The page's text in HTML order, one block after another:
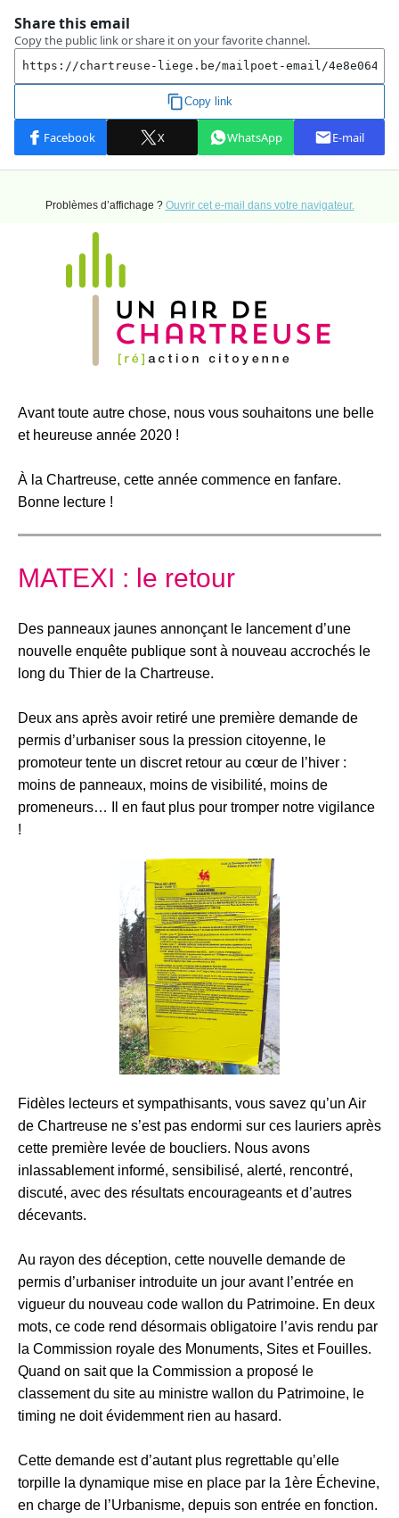
Problèmes d’affichage ? Ouvrir cet e-mail dans votre navigateur.
Avant toute autre chose, nous vous souhaitons une belle
et heureuse année 2020 !
À la Chartreuse, cette année commence en fanfare.
Bonne lecture !
MATEXI : le retour
Des panneaux jaunes annonçant le lancement d’une
nouvelle enquête publique sont à nouveau accrochés le
long du Thier de la Chartreuse.
Deux ans après avoir retiré une première demande de
permis d’urbaniser sous la pression citoyenne, le
promoteur tente un discret retour au cœur de l’hiver :
moins de panneaux, moins de visibilité, moins de
promeneurs… Il en faut plus pour tromper notre vigilance
!
Fidèles lecteurs et sympathisants, vous savez qu’un Air
de Chartreuse ne s’est pas endormi sur ces lauriers après
cette première levée de boucliers. Nous avons
inlassablement informé, sensibilisé, alerté, rencontré,
discuté, avec des résultats encourageants et d’autres
décevants.
Au rayon des déception, cette nouvelle demande de
permis d’urbaniser introduite un jour avant l’entrée en
vigueur du nouveau code wallon du Patrimoine. En deux
mots, ce code rend désormais obligatoire l’avis rendu par
la Commission royale des Monuments, Sites et Fouilles.
Quand on sait que la Commission a proposé le
classement du site au ministre wallon du Patrimoine, le
timing ne doit évidemment rien au hasard.
Cette demande est d’autant plus regrettable qu’elle
torpille la dynamique mise en place par la 1ère Échevine,
en charge de l’Urbanisme, depuis son entrée en fonction.